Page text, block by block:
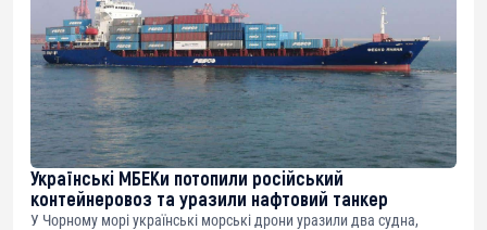
Українські МБЕКи потопили російський
контейнеровоз та уразили нафтовий танкер
У Чорному морі українські морські дрони уразили два судна,